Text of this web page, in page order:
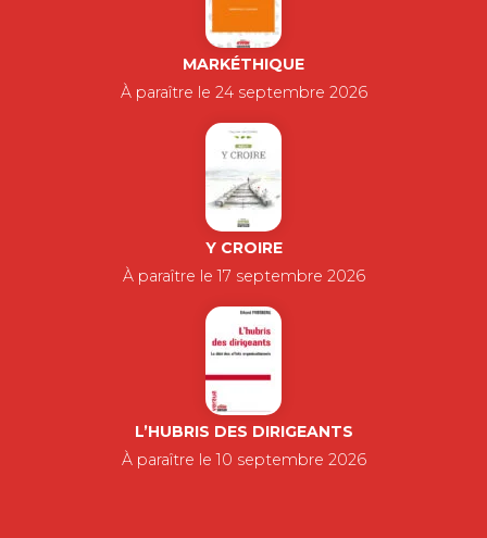
MARKÉTHIQUE
À paraître le 24 septembre 2026
Y CROIRE
À paraître le 17 septembre 2026
L’HUBRIS DES DIRIGEANTS
À paraître le 10 septembre 2026